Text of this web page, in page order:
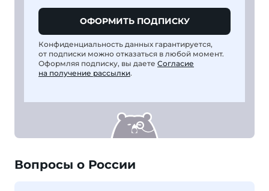
ОФОРМИТЬ ПОДПИСКУ
Конфиденциальность данных гарантируется,
от подписки можно отказаться в любой момент.
Оформляя подписку, вы даете Согласие
на получение рассылки.
Вопросы о России